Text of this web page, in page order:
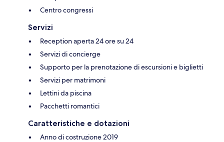
Centro congressi
Servizi
Reception aperta 24 ore su 24
Servizi di concierge
Supporto per la prenotazione di escursioni e biglietti
Servizi per matrimoni
Lettini da piscina
Pacchetti romantici
Caratteristiche e dotazioni
Anno di costruzione 2019